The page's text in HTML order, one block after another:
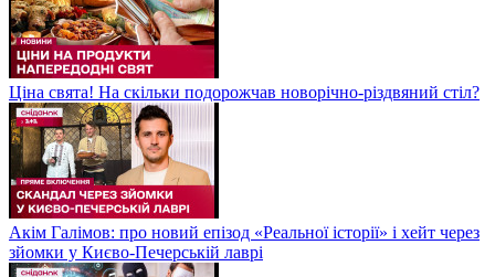
Ціна свята! На скільки подорожчав новорічно-різдвяний стіл?
Акім Галімов: про новий епізод «Реальної історії» і хейт через
зйомки у Києво-Печерській лаврі